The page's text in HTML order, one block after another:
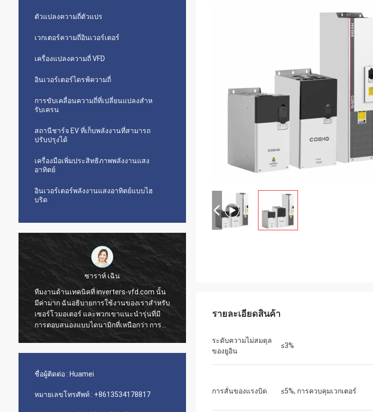
ตัวแปลงความถี่ตัวแปร
เวกเตอร์ความถี่อินเวอร์เตอร์
เครื่องแปลงความถี่ VFD
อินเวอร์เตอร์ไดรฟ์ความถี่
การขับเคลื่อนความถี่ที่เปลี่ยนแปลงสําห
รับเครน
สถานีชาร์จ EV ที่เก็บพลังงานที่สามารถ
ปรับปรุงได้
เครื่องมือเพิ่มประสิทธิภาพพลังงานแสง
อาทิตย์
อินเวอร์เตอร์พลังงานแสงอาทิตย์แบบไฮ
บริด
ซาราห์ เฉิน
ทีมงานด้านเทคนิคที่ inverters-vfd.com นั้น
มีค่ามาก ฉันอธิบายการใช้งานของเราสำหรับ
เซอร์โวมอเตอร์ และพวกเขาแนะนำรุ่นที่มี
การตอบสนองแบบไดนามิกที่เหนือกว่า การ
ติดตั้งเป็นไปอย่างราบรื่น และความแม่นยำได้
ประสิทธิภาพสูง!
ความรวดเร็วอย่างน่าประหลาดใจ นับตั้งแต่
เรามีความเสถียรมากขึ้น เราประทับใจกับการ
ขนส่งและการทำงานที่แข็งแกร่งของส่วน
ประกอบเหล่านี้ เป็นประสบการณ์ที่ไม่ยุ่งยาก
ชื่อผู้ติดต่อ : Huamei
หมายเลขโทรศัพท์ : +8613534178817
รายละเอียดสินค้า
ระดับความไม่สมดุล
ของยูอิน
≤3%
การสั่นของแรงบิด ≤5%, การควบคุมเวกเตอร์